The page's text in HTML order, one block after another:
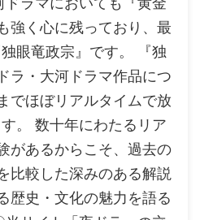
強く心に残っており、最
眼竜政宗』です。 『独
ラ・大河ドラマ作品につ
でほぼリアルタイムで放
。 数十年にわたるリア
があるからこそ、過去の
比較した深みのある解説
歴史・文化の魅力を語る